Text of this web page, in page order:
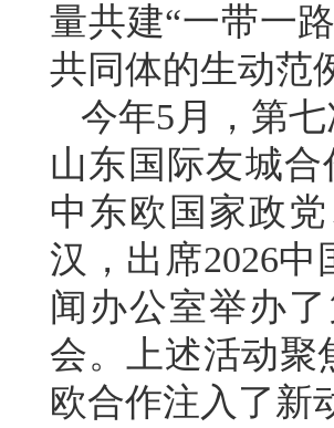
量共建“一带一
共同体的生动范
今年5月，第
山东国际友城
中东欧国家政
汉，出席2026
闻办公室举办
会。上述活动
欧合作注入了新